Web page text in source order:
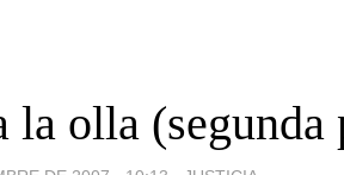
la olla (segunda